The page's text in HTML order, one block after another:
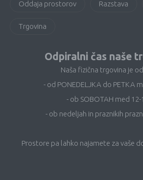
Oddaja prostorov Razstava
Trgovina
Odpiralni čas naše
Naša fizična trgovina je
- od PONEDELJKA do PETKA
- ob SOBOTAH med 12-
- ob nedeljah in praznikih
Prostore pa lahko najamete za vaše